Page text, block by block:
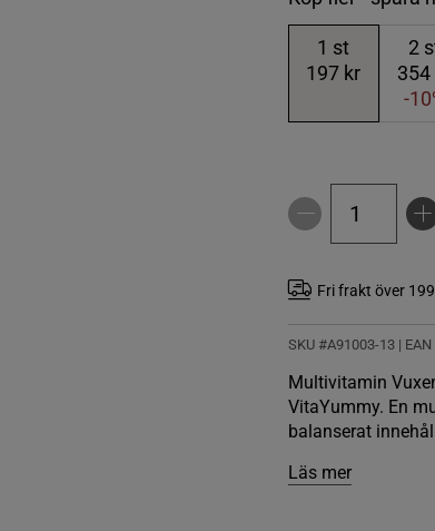
1 st
197 kr
2
354
-
Fri frakt över
SKU #A91003-13 | EAN
Multivitamin
VitaYummy. En
balanserat
Läs mer